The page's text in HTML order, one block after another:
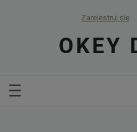
Zarejestruj się
OKEY